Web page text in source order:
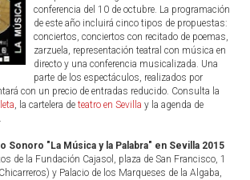
conferencia del 10 de octubre. La programación
de este año incluirá cinco tipos de propuestas:
conciertos, conciertos con recitado de poemas,
zarzuela, representación teatral con música en
directo y una conferencia musicalizada. Una
parte de los espectáculos, realizados por
con un precio de entradas reducido. Consulta la
, la cartelera de teatro en Sevilla y la agenda de
.
Sonoro "La Música y la Palabra" en Sevilla 2015
de la Fundación Cajasol, plaza de San Francisco, 1
y Palacio de los Marqueses de la Algaba,